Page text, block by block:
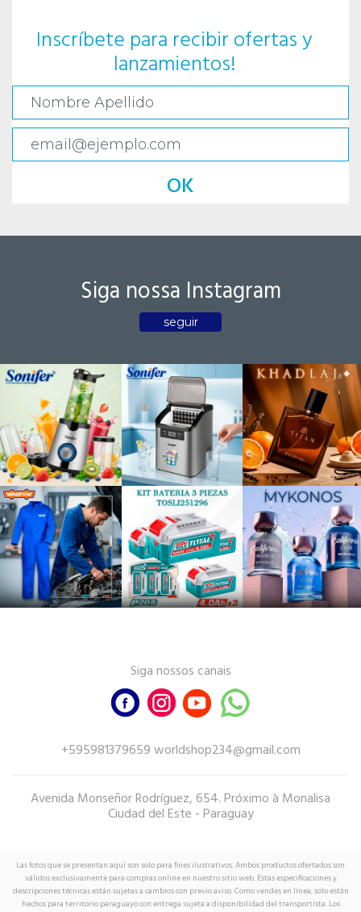
Inscríbete para recibir ofertas y
lanzamientos!
OK
Siga nossa Instagram
seguir
Siga nossos canais
+595981379659 worldshop234@gmail.com
Avenida Monseñor Rodríguez, 654. Próximo à Monalisa
Ciudad del Este - Paraguay
Las fotos que se presentan aquí son solo para fines ilustrativos. Ambos productos ofertados son
válidos exclusivamente para compras online en nuestro sitio web. Estas especificaciones y
descripciones técnicas están sujetas a cambios con previo aviso. Como vendes en línea, solo están
hechos para territorio paraguayo con entrega sujeta a disponibilidad del transportista. Los